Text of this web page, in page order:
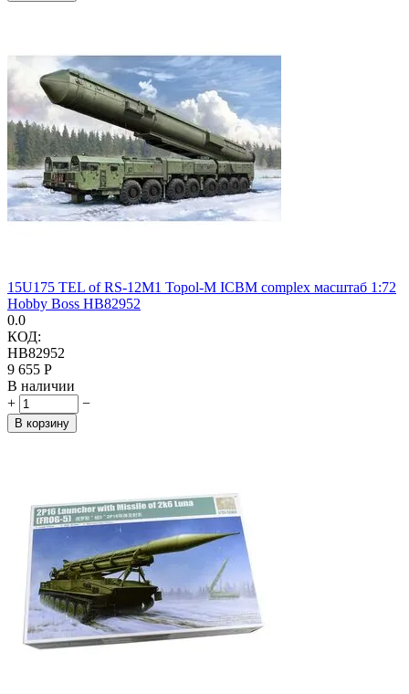
15U175 TEL of RS-12M1 Topol-M ICBM complex масштаб 1:72
Hobby Boss HB82952
0.0
КОД:
HB82952
9 655 Р
В наличии
+
−
В корзину